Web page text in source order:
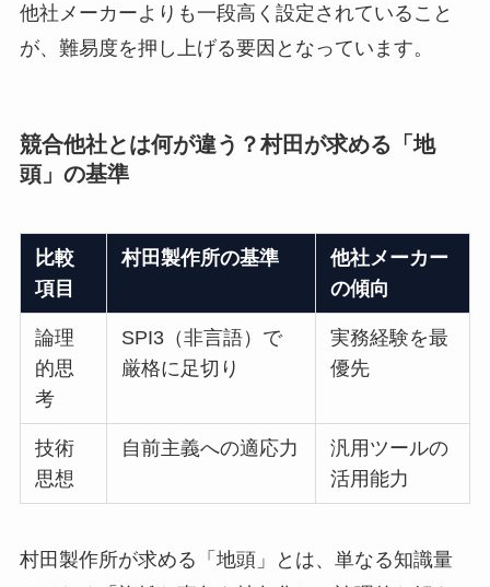
他社メーカーよりも一段高く設定されていること
が、難易度を押し上げる要因となっています。
競合他社とは何が違う？村田が求める「地
頭」の基準
比較
項目
村田製作所の基準
他社メーカー
の傾向
論理
的思
考
SPI3（非言語）で
厳格に足切り
実務経験を最
優先
技術
思想
自前主義への適応力
汎用ツールの
活用能力
村田製作所が求める「地頭」とは、単なる知識量